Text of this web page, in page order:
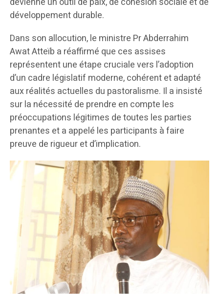
développement durable.
Dans son allocution, le ministre Pr Abderrahim
Awat Atteïb a réaffirmé que ces assises
représentent une étape cruciale vers l’adoption
d’un cadre législatif moderne, cohérent et adapté
aux réalités actuelles du pastoralisme. Il a insisté
sur la nécessité de prendre en compte les
préoccupations légitimes de toutes les parties
prenantes et a appelé les participants à faire
preuve de rigueur et d’implication.